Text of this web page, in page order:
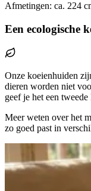
Afmetingen: ca. 224
Een ecologische
Onze koeienhuiden
dieren worden niet
geef je het een
Meer weten over het
zo goed past in